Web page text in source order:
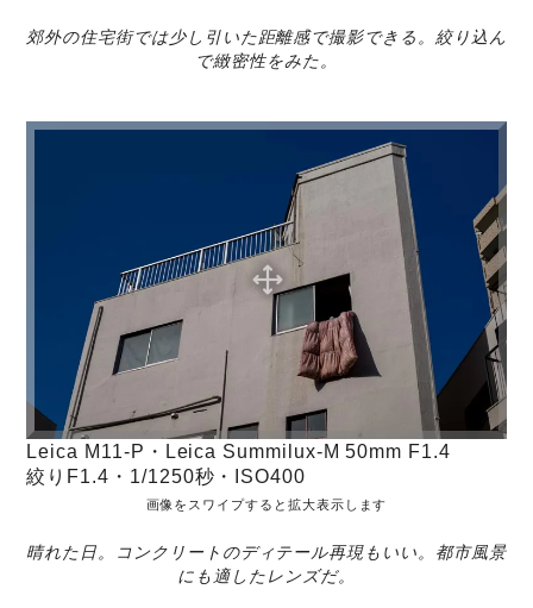
郊外の住宅街では少し引いた距離感で撮影できる。絞り込ん
で緻密性をみた。
Leica M11-P・Leica Summilux-M 50mm F1.4
絞りF1.4・1/1250秒・ISO400
画像をスワイプすると拡大表示します
晴れた日。コンクリートのディテール再現もいい。都市風景
にも適したレンズだ。